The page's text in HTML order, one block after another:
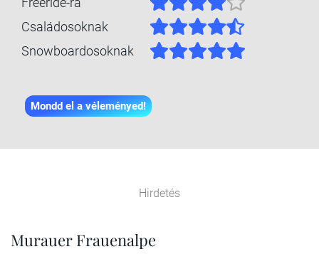
Családosoknak
Snowboardosoknak
Mondd el a véleményed!
Hirdetés
Murauer Frauenalpe